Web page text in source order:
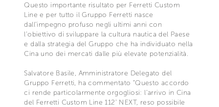
Questo importante risultato per Ferretti Custom
Line e per tutto il Gruppo Ferretti nasce
dall’impegno profuso negli ultimi anni con
l’obiettivo di sviluppare la cultura nautica del Paese
e dalla strategia del Gruppo che ha individuato nella
Cina uno dei mercati dalle più elevate potenzialità.
Salvatore Basile, Amministratore Delegato del
Gruppo Ferretti, ha commentato “Questo accordo
ci rende particolarmente orgogliosi: l’arrivo in Cina
del Ferretti Custom Line 112’ NEXT, reso possibile